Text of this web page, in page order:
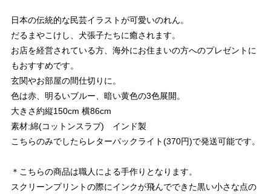
日本の伝統的な民芸イラストが可愛いのれん。
だるまやこけし、犬張子たちに癒されます。
お店を経営されている方、海外にお住まいの方へのプレゼントに
もおすすめです。
玄関やお部屋の間仕切りに。
色は赤、明るいブルー、暗い黄色の3色展開。
大きさ約縦150cm 横86cm
素材:綿(コットンスラブ) インド製
こちらのみでしたらレターパックライト(370円)で発送可能です。
＊こちらの商品は職人による手作りとなります。
スクリーンプリントの際にインクが飛んでできた黒い小さな点の